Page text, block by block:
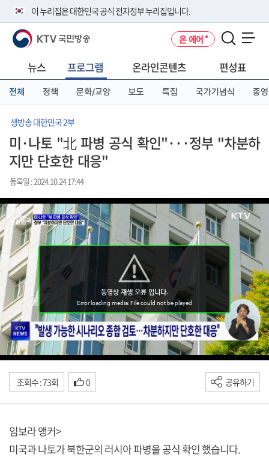
이 누리집은 대한민국 공식 전자정부 누리집입니다.
공식 누리집 주소 확인하기
니다.
이밖에 or.kr 또는 .kr등 다른 도메인 주소를 사용하고 있다면 아래 URL에
서 도메인 주소를 확인해 보세요
KTV 국민방송 온 에어
뉴스 프로그램 온라인콘텐츠 편성표
전체 정책 문화/교양 보도 특집 국가기념식 종영
생방송 대한민국 2부
미·나토 "北 파병 공식 확인"···정부 "차분하
지만 단호한 대응"
등록일 : 2024.10.24 17:44
조회수 : 73회 0 공유하기
임보라 앵커>
미국과 나토가 북한군의 러시아 파병을 공식 확인 했습니다.